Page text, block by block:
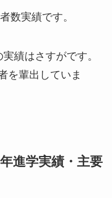
数実績です。
績はさすがです。
を輩出していま
進学実績・主要